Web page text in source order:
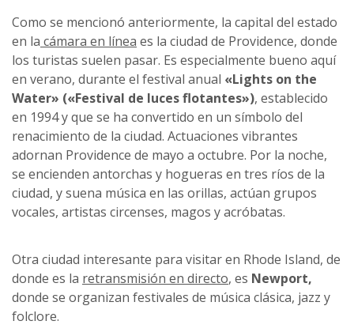
Como se mencionó anteriormente, la capital del estado
en la cámara en línea es la ciudad de Providence, donde
los turistas suelen pasar. Es especialmente bueno aquí
en verano, durante el festival anual «Lights on the
Water» («Festival de luces flotantes»), establecido
en 1994 y que se ha convertido en un símbolo del
renacimiento de la ciudad. Actuaciones vibrantes
adornan Providence de mayo a octubre. Por la noche,
se encienden antorchas y hogueras en tres ríos de la
ciudad, y suena música en las orillas, actúan grupos
vocales, artistas circenses, magos y acróbatas.
Otra ciudad interesante para visitar en Rhode Island, de
donde es la retransmisión en directo, es Newport,
donde se organizan festivales de música clásica, jazz y
folclore.